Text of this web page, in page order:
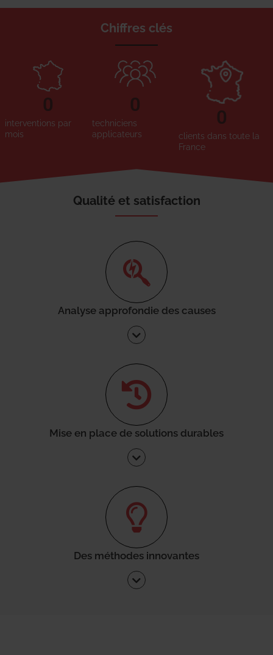
Chiffres clés
interventions par
mois
0
techniciens
applicateurs
0
clients dans toute la
France
0
Qualité et satisfaction
Analyse approfondie des causes
Mise en place de solutions durables
Des méthodes innovantes